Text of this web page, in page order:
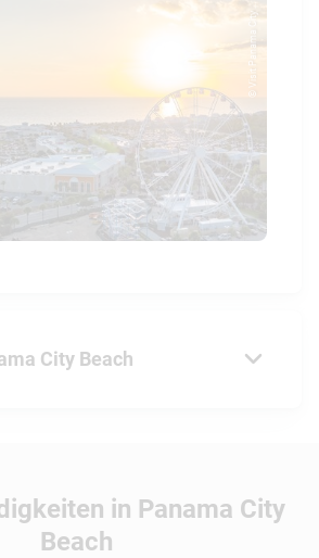
© Visit Panama City ...
City Beach
© Panama City Beach
in Panama City
Beach